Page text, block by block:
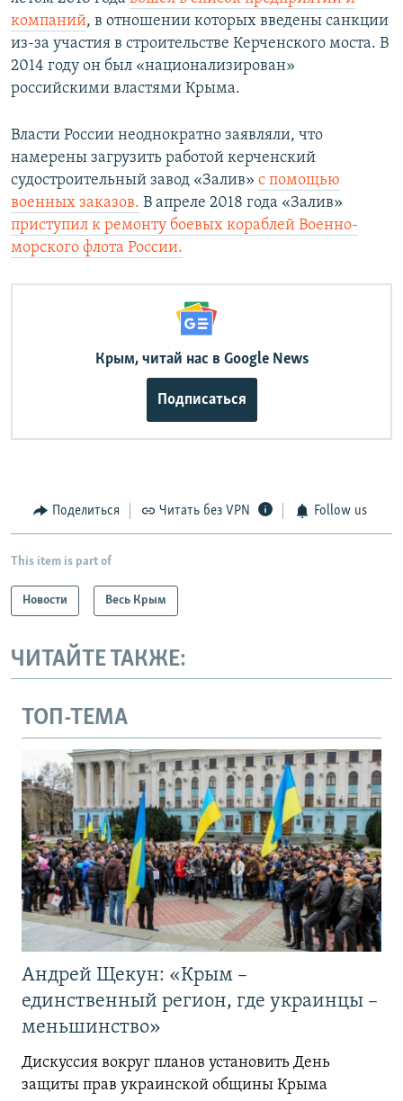
компаний, в отношении которых введены санкции
из-за участия в строительстве Керченского моста. В
2014 году он был «национализирован»
российскими властями Крыма.
Власти России неоднократно заявляли, что
намерены загрузить работой керченский
судостроительный завод «Залив» с помощью
военных заказов. В апреле 2018 года «Залив»
приступил к ремонту боевых кораблей Военно-
морского флота России.
Крым, читай нас в Google News
Подписаться
Поделиться Читать без VPN Follow us
This item is part of
Новости Весь Крым
ЧИТАЙТЕ ТАКЖЕ:
ТОП-ТЕМА
Андрей Щекун: «Крым –
единственный регион, где украинцы –
меньшинство»
Дискуссия вокруг планов установить День
защиты прав украинской общины Крыма